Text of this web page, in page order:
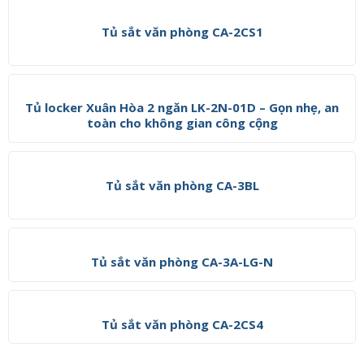
Tủ sắt văn phòng CA-2CS1
Tủ locker Xuân Hòa 2 ngăn LK-2N-01D – Gọn nhẹ, an
toàn cho không gian công cộng
Tủ sắt văn phòng CA-3BL
Tủ sắt văn phòng CA-3A-LG-N
Tủ sắt văn phòng CA-2CS4